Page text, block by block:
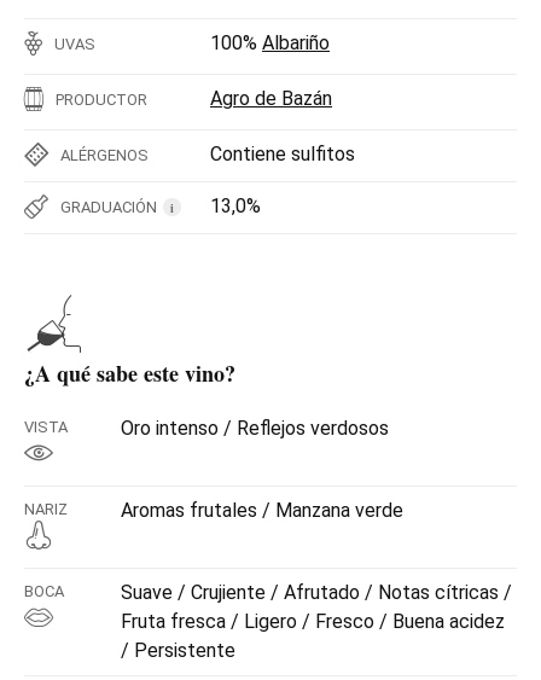
UVAS 100% Albariño
PRODUCTOR Agro de Bazán
ALÉRGENOS Contiene sulfitos
GRADUACIÓN i 13,0%
¿A qué sabe este vino?
VISTA Oro intenso / Reflejos verdosos
NARIZ Aromas frutales / Manzana verde
BOCA
Suave / Crujiente / Afrutado / Notas cítricas /
Fruta fresca / Ligero / Fresco / Buena acidez
/ Persistente